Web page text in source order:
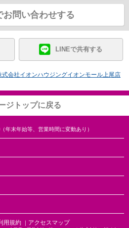
お問い合わせする
LINEで共有する
会社イオンハウジングイオンモール上尾店
ジトップに戻る
年末年始等、営業時間に変動あり）
用規約 ｜ アクセスマップ